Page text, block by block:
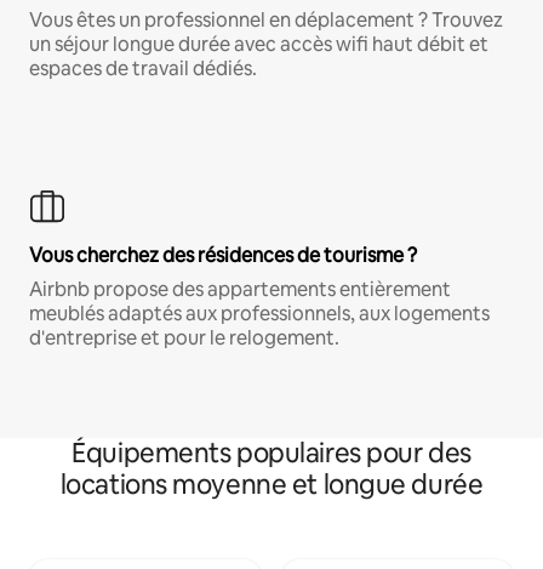
Vous êtes un professionnel en déplacement ? Trouvez
un séjour longue durée avec accès wifi haut débit et
espaces de travail dédiés.
Vous cherchez des résidences de tourisme ?
Airbnb propose des appartements entièrement
meublés adaptés aux professionnels, aux logements
d'entreprise et pour le relogement.
Équipements populaires pour des
locations moyenne et longue durée